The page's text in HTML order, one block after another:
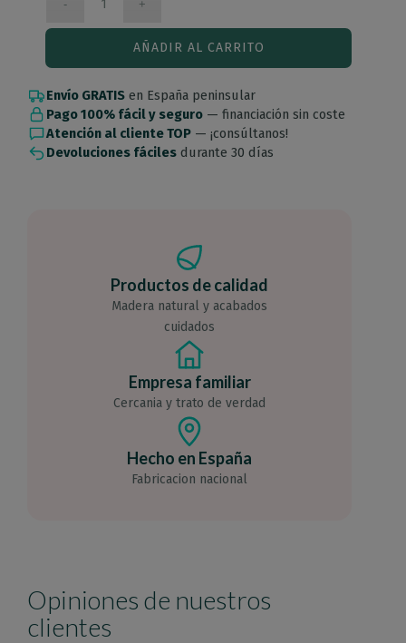
AÑADIR AL CARRITO
Envío GRATIS en España peninsular
Pago 100% fácil y seguro — financiación sin coste
Atención al cliente TOP — ¡consúltanos!
Devoluciones fáciles durante 30 días
Productos de calidad
Madera natural y acabados
cuidados
Empresa familiar
Cercania y trato de verdad
Hecho en España
Fabricacion nacional
Opiniones de nuestros
clientes